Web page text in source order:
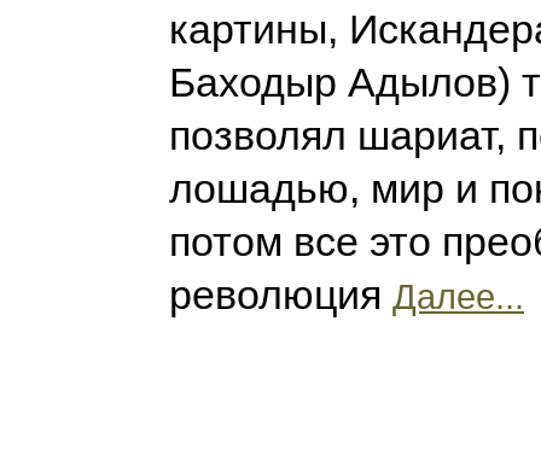
картины,
Баходыр Адылов)
позволял шариат,
лошадью, мир и
потом все это
революция Далее...